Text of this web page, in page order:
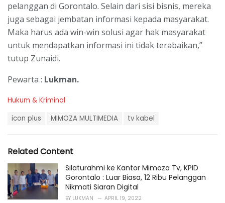
pelanggan di Gorontalo. Selain dari sisi bisnis, mereka
juga sebagai jembatan informasi kepada masyarakat.
Maka harus ada win-win solusi agar hak masyarakat
untuk mendapatkan informasi ini tidak terabaikan,”
tutup Zunaidi.
Pewarta : Lukman.
C
r
i
e
s
:
Hukum & Kriminal
:
icon plus MIMOZA MULTIMEDIA tv kabel
Related Content
Silaturahmi ke Kantor Mimoza Tv, KPID
Gorontalo : Luar Biasa, 12 Ribu Pelanggan
Nikmati Siaran Digital
BY LUKMAN APRIL 19, 2022